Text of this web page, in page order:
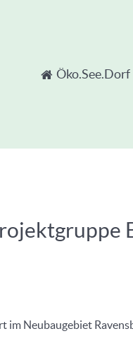
Öko.See.Dorf
im Neubaugebiet